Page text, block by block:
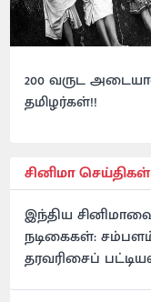
200 வருட
தமிழர்கள்!!
சினிமா செய்திகள்
இந்திய
நடிகைகள்:
தரவரிசைப்